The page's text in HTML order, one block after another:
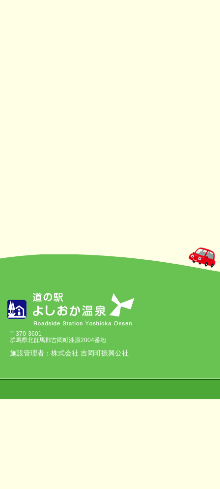
〒370-3601
群馬県北群馬郡吉岡町漆原2004番地
施設管理者：株式会社 吉岡町振興公社